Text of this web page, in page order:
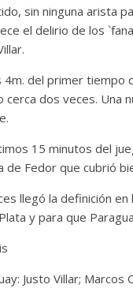
sin ninguna arista
el delirio de los
4m. del primer tiempo
cerca dos veces. Una
15 minutos del
de Fedor que cubrió
llegó la definición
y para que
Justo Villar;